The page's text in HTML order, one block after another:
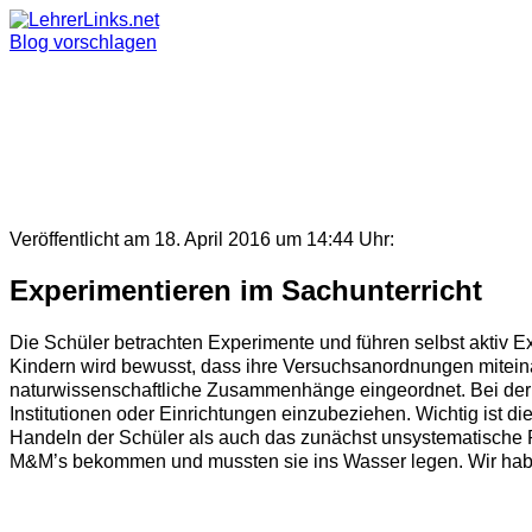
Skip
to
Blog vorschlagen
Veröffentlicht am 18. April 2016 um 14:44 Uhr:
Experimentieren im Sachunterricht
Die Schüler betrachten Experimente und führen selbst aktiv
Kindern wird bewusst, dass ihre Versuchsanordnungen
naturwissenschaftliche Zusammenhänge eingeordnet. Bei
Institutionen oder Einrichtungen einzubeziehen. Wichtig ist
Handeln der Schüler als auch das zunächst
M&M’s bekommen und mussten sie ins Wasser legen. Wir